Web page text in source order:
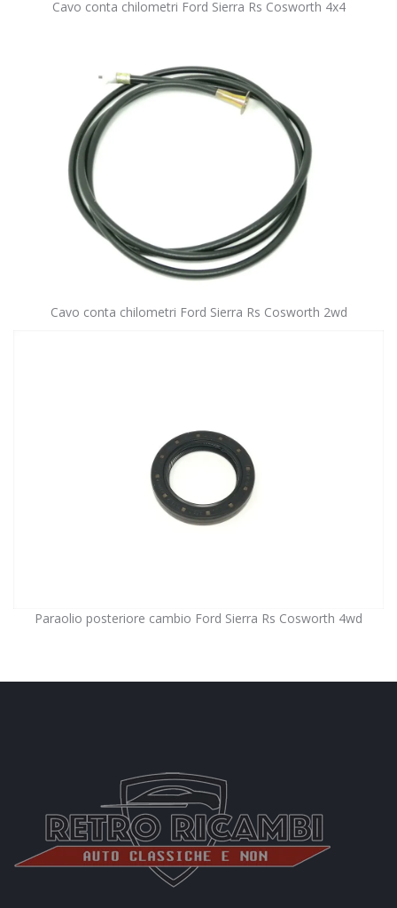
Cavo conta chilometri Ford Sierra Rs Cosworth 4x4
Cavo conta chilometri Ford Sierra Rs Cosworth 2wd
Paraolio posteriore cambio Ford Sierra Rs Cosworth 4wd